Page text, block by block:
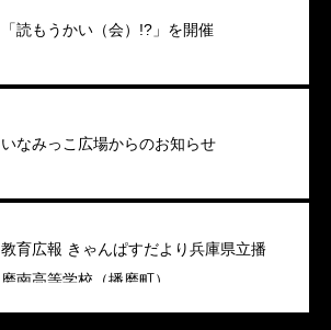
「読もうかい（会）!?」を開催
いなみっこ広場からのお知らせ
教育広報 きゃんぱすだより兵庫県立播
磨南高等学校（播磨町）